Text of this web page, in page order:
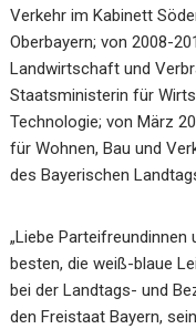
Verkehr im Kabinett
Oberbayern; von 2008-
Landwirtschaft und
Staatsministerin für
Technologie; von März
für Wohnen, Bau und
des Bayerischen
„Liebe
besten, die weiß-blaue
bei der Landtags- und
den Freistaat Bayern,